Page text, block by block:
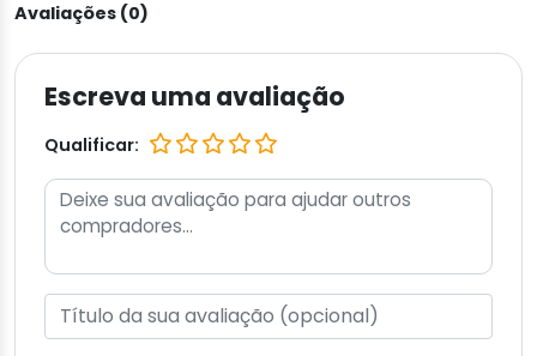
Avaliações (0)
Escreva uma avaliação
Qualificar: